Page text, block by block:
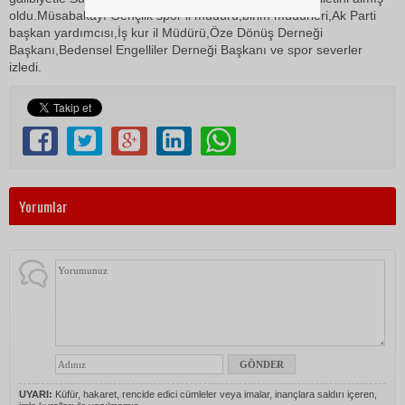
oldu.Müsabakayı Gençlik spor il müdürü,birim müdürleri,Ak Parti
başkan yardımcısı,İş kur il Müdürü,Öze Dönüş Derneği
Başkanı,Bedensel Engelliler Derneği Başkanı ve spor severler
izledi.
Yorumlar
UYARI: Küfür, hakaret, rencide edici cümleler veya imalar, inançlara saldırı içeren,